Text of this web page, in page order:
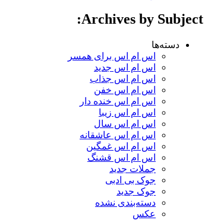
Archives by Subject:
دسته‌ها
اس ام اس برای همسر
اس ام اس جدید
اس ام اس جذاب
اس ام اس خفن
اس ام اس خنده دار
اس ام اس زیبا
اس ام اس سال
اس ام اس عاشقانه
اس ام اس غمگین
اس ام اس قشنگ
جملات جدید
جوک بی ادبی
جوک جدید
دسته‌بندی نشده
عکس